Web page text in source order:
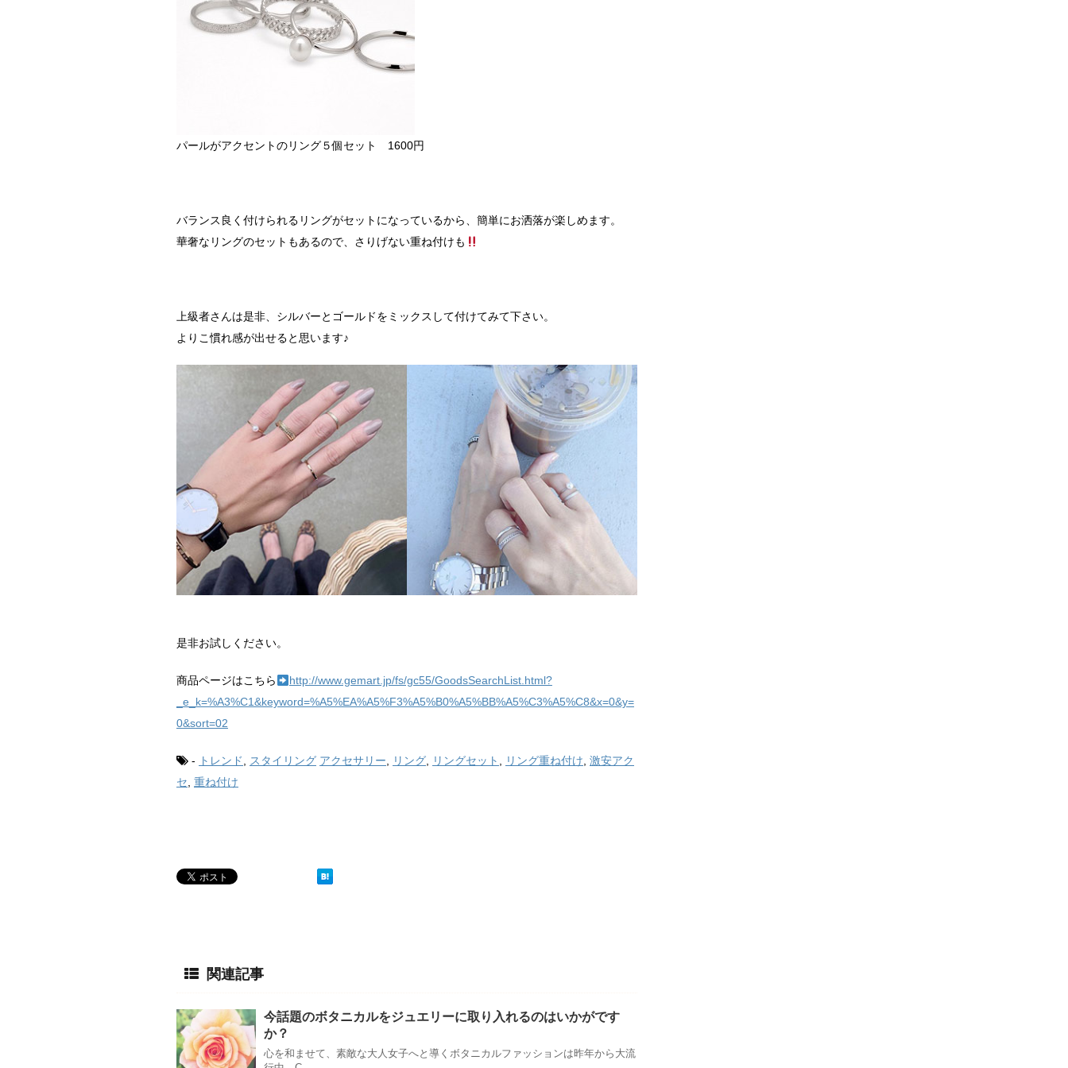
パールがアクセントのリング５個セット 1600円
バランス良く付けられるリングがセットになっているから、簡単にお洒落が楽しめます。
華奢なリングのセットもあるので、さりげない重ね付けも
上級者さんは是非、シルバーとゴールドをミックスして付けてみて下さい。
よりこ慣れ感が出せると思います♪
是非お試しください。
商品ページはこちら
http://www.gemart.jp/fs/gc55/GoodsSearchList.html?
_e_k=%A3%C1&keyword=%A5%EA%A5%F3%A5%B0%A5%BB%A5%C3%A5%C8&x=0&y=
0&sort=02
- トレンド, スタイリング アクセサリー, リング, リングセット , リング重ね付け, 激安アク
セ, 重ね付け
関連記事
今話題のボタニカルをジュエリーに取り入れるのはいかがです
か？
心を和ませて、素敵な大人女子へと導くボタニカルファッションは昨年から大流